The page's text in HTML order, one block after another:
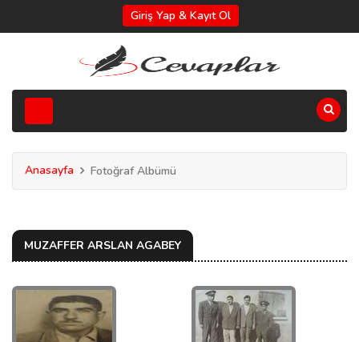
Giriş Yap & Kayıt Ol
Anasayfa Fotoğraf Albümü
MUZAFFER ARSLAN AGABEY